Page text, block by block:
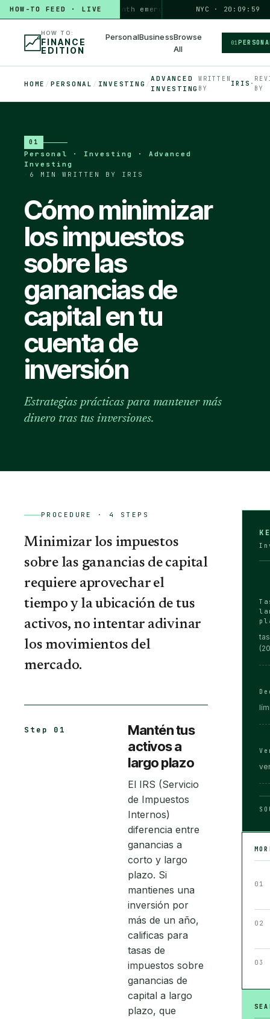
HOW-TO FEED · LIVE
HOW TO build a 3-month emergency fund PERSONAL · 6 MIN◆
NYC · 20:10:00
HOW TO:
FINANCE
EDITION
PersonalBusinessBrowse
All
01
HOME / PERSONAL / INVESTING /
ADVANCED
INVESTING
WRITTEN
BY
IRIS ·
BY
01
Personal · Investing · Advanced
Investing
6 MIN WRITTEN BY IRIS
Cómo minimizar
los impuestos
sobre las
ganancias de
capital en tu
cuenta de
inversión
Estrategias prácticas para mantener más
dinero tras tus inversiones.
PROCEDURE · 4 STEPS
Minimizar los impuestos
sobre las ganancias de capital
requiere aprovechar el
tiempo y la ubicación de tus
activos, no intentar adivinar
los movimientos del
mercado.
Step 01
Mantén tus
activos a
largo plazo
El IRS (Servicio
de Impuestos
Internos)
diferencia entre
ganancias a
corto y largo
plazo. Si
mantienes una
inversión por
más de un año,
calificas para
tasas de
impuestos sobre
ganancias de
capital a largo
plazo, que
01
02
03